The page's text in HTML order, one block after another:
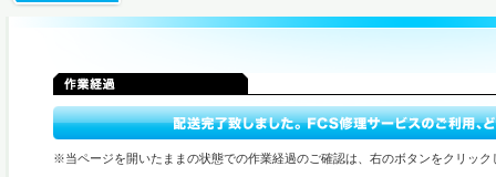
※当ページを開いたままの状態での作業経過のご確認は、右のボタンをクリック